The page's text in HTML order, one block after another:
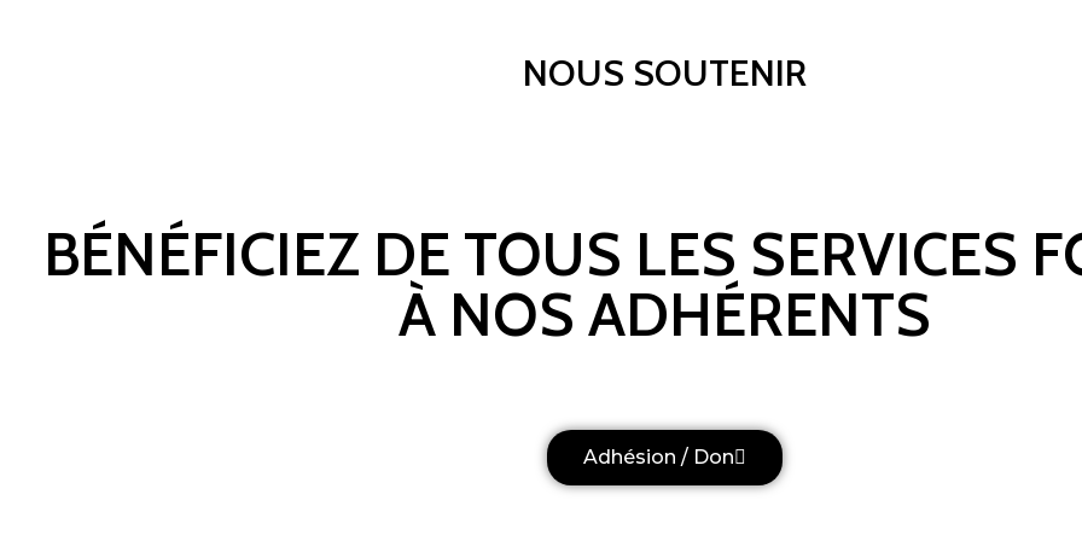
NOUS SOUTENIR
BÉNÉFICIEZ DE TOUS LES SERVICES
À NOS ADHÉRENTS
Adhésion / Don